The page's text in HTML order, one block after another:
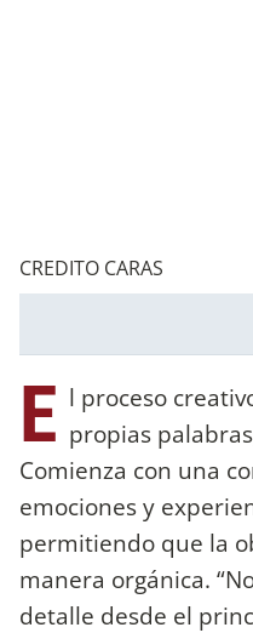
CREDITO CARAS
E l proceso
propias
Comienza con una
emociones y
permitiendo que la
manera orgánica.
detalle desde el